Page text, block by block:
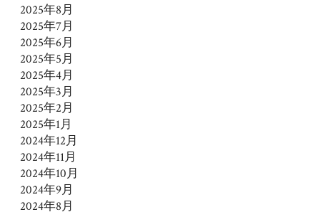
2025年8月
2025年7月
2025年6月
2025年5月
2025年4月
2025年3月
2025年2月
2025年1月
2024年12月
2024年11月
2024年10月
2024年9月
2024年8月